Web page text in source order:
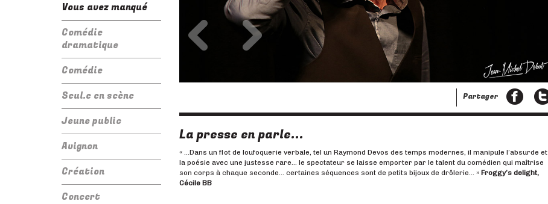
Vous avez manqué
Comédie
dramatique
Comédie
Seul.e en scène
Jeune public
Avignon
Création
Concert
PrécédentSuivant
Partager
La presse en parle...
« …Dans un flot de loufoquerie verbale, tel un Raymond Devos des temps modernes, il manipule l’absurde et
la poésie avec une justesse rare… le spectateur se laisse emporter par le talent du comédien qui maîtrise
son corps à chaque seconde… certaines séquences sont de petits bijoux de drôlerie… » Froggy’s delight,
Cécile BB